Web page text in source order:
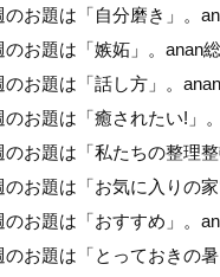
のお題は「自分磨き」。
のお題は「嫉妬」。anan
のお題は「話し方」。
のお題は「癒されたい!」
のお題は「私たちの整理
のお題は「お気に入りの
のお題は「おすすめ」。
のお題は「とっておきの